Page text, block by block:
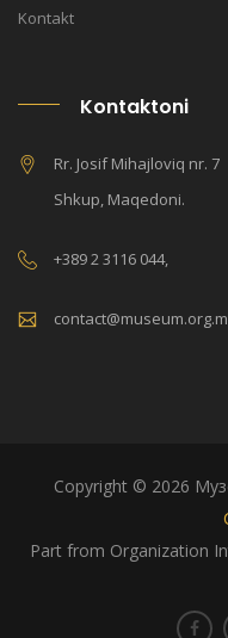
Kontakt
Kontaktoni
Rr. Josif Mihajloviq nr. 7
Shkup, Maqedoni.
+389 2 3116 044,
Copyright © 2026
Part from Organization